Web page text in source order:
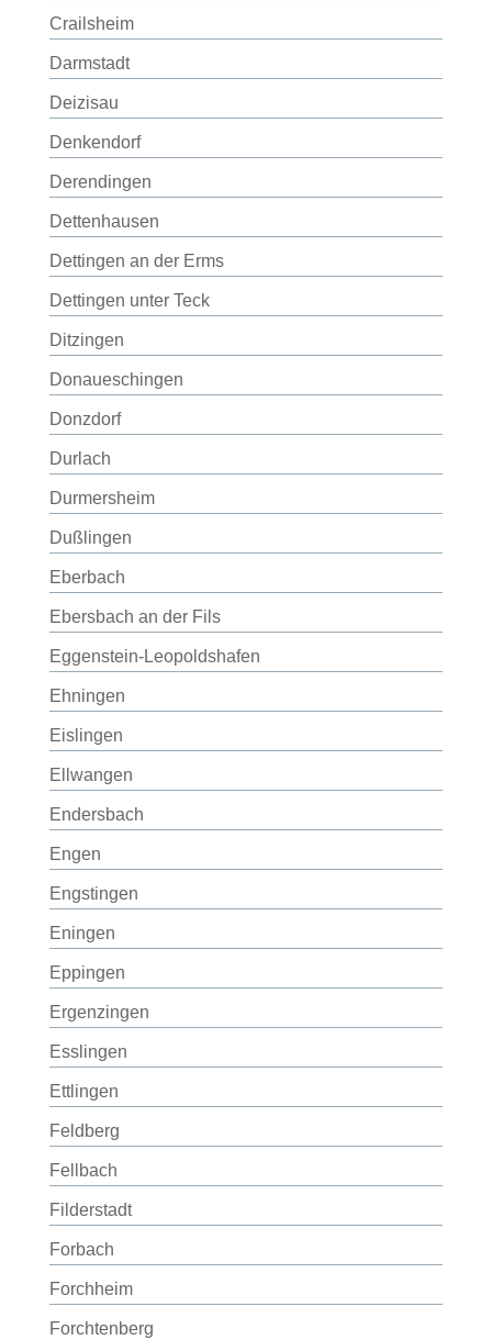
Crailsheim
Darmstadt
Deizisau
Denkendorf
Derendingen
Dettenhausen
Dettingen an der Erms
Dettingen unter Teck
Ditzingen
Donaueschingen
Donzdorf
Durlach
Durmersheim
Dußlingen
Eberbach
Ebersbach an der Fils
Eggenstein-Leopoldshafen
Ehningen
Eislingen
Ellwangen
Endersbach
Engen
Engstingen
Eningen
Eppingen
Ergenzingen
Esslingen
Ettlingen
Feldberg
Fellbach
Filderstadt
Forbach
Forchheim
Forchtenberg